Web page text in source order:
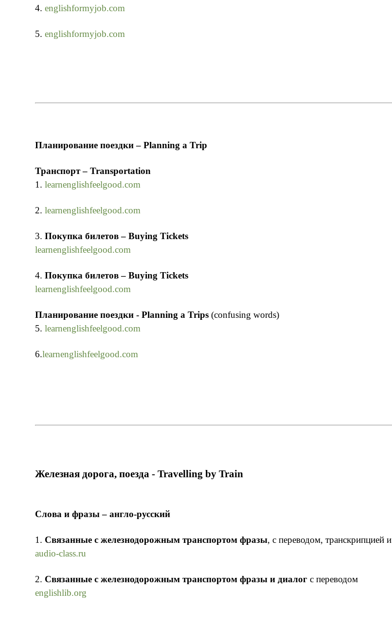
4. englishformyjob.com
5. englishformyjob.com
Планирование поездки – Planning a Trip
Транспорт – Transportation
1. learnenglishfeelgood.com
2. learnenglishfeelgood.com
3. Покупка билетов – Buying Tickets
learnenglishfeelgood.com
4. Покупка билетов – Buying Tickets
learnenglishfeelgood.com
Планирование поездки - Planning a Trips (confusing words)
5. learnenglishfeelgood.com
6.learnenglishfeelgood.com
Железная дорога, поезда - Travelling by Train
Слова и фразы – англо-русский
1. Cвязанные с железнодорожным транспортом фразы, с переводом, транскрипцией и
audio-class.ru
2. Cвязанные с железнодорожным транспортом фразы и диалог с переводом
englishlib.org